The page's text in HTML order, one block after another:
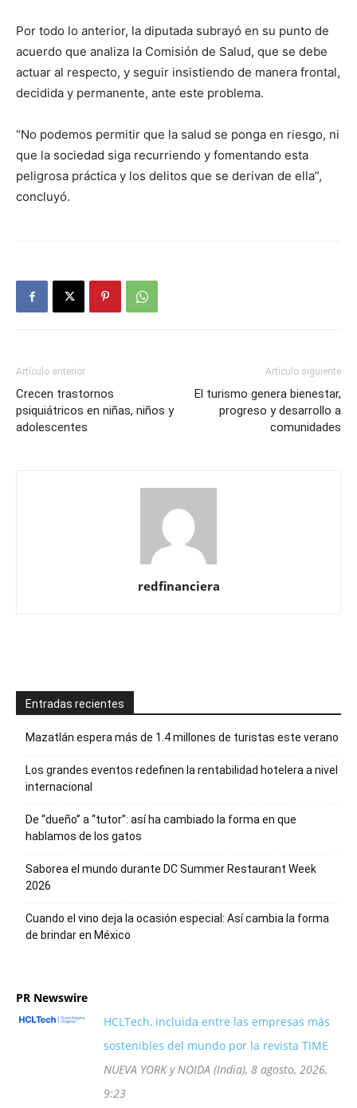
Por todo lo anterior, la diputada subrayó en su punto de
acuerdo que analiza la Comisión de Salud, que se debe
actuar al respecto, y seguir insistiendo de manera frontal,
decidida y permanente, ante este problema.
“No podemos permitir que la salud se ponga en riesgo, ni
que la sociedad siga recurriendo y fomentando esta
peligrosa práctica y los delitos que se derivan de ella”,
concluyó.
Artículo anterior
Crecen trastornos
psiquiátricos en niñas, niños y
adolescentes
Artículo siguiente
El turismo genera bienestar,
progreso y desarrollo a
comunidades
redfinanciera
Entradas recientes
Mazatlán espera más de 1.4 millones de turistas este verano
Los grandes eventos redefinen la rentabilidad hotelera a nivel
internacional
De “dueño” a “tutor”: así ha cambiado la forma en que
hablamos de los gatos
Saborea el mundo durante DC Summer Restaurant Week
2026
Cuando el vino deja la ocasión especial: Así cambia la forma
de brindar en México
PR Newswire
HCLTech, incluida entre las empresas más
sostenibles del mundo por la revista TIME
NUEVA YORK y NOIDA (India), 8 agosto, 2026,
9:23